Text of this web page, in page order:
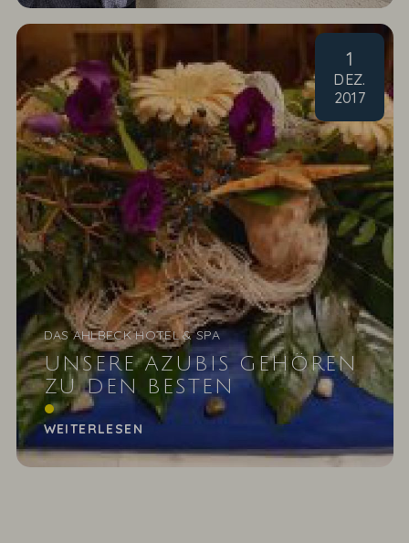
1
DEZ.
2017
UNSERE AZUBIS GEHÖREN
ZU DEN BESTEN
Gediegen geht es zu im Restaurant vom Forsthaus
Damerow. Alles ist schick dekoriert. Die Gäste sind
entspannt...
DAS AHLBECK HOTEL & SPA
WEITERLESEN